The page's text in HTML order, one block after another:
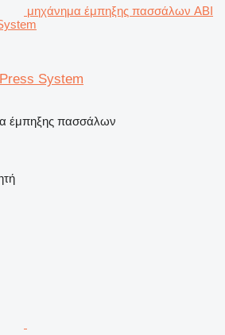
μηχάνημα έμπηξης πασσάλων ABI
System
έμπηξης πασσάλων